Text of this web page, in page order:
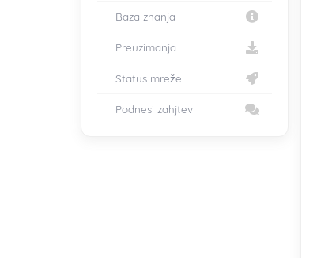
Baza znanja
Preuzimanja
Status mreže
Podnesi zahjtev